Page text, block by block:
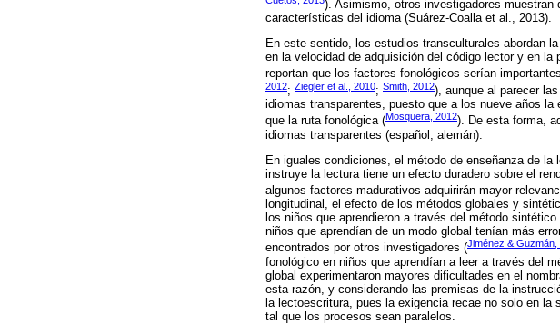
). Asimismo, otros investigadores
características del idioma (Suárez-Coalla et al., 2013).
En este sentido, los estudios transculturales abordan
en la velocidad de adquisición del código lector y en
reportan que los factores fonológicos serían
2012; Ziegler et al., 2010; Smith, 2012), aunque al parecer
idiomas transparentes, puesto que a los nueve años
que la ruta fonológica (Mosquera, 2012). De esta forma,
idiomas transparentes (español, alemán).
En iguales condiciones, el método de enseñanza de
instruye la lectura tiene un efecto duradero sobre el
algunos factores madurativos adquirirán mayor
longitudinal, el efecto de los métodos globales y
los niños que aprendieron a través del método
niños que aprendían de un modo global tenían más
encontrados por otros investigadores (Jiménez & Guzmán,
fonológico en niños que aprendían a leer a través del
global experimentaron mayores dificultades en el
esta razón, y considerando las premisas de la
la lectoescritura, pues la exigencia recae no solo en la
tal que los procesos sean paralelos.